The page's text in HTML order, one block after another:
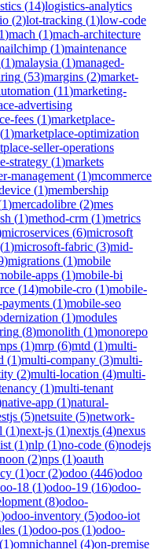
(14)logistics-analytics
(2)lot-tracking (1)low-code
1)mach (1)mach-architecture
(1)maintenance
(1)malaysia (1)managed-
(53)margins (2)market-
(11)marketing-
advertising
fees (1)marketplace-
(1)marketplace-optimization
seller-operations
strategy (1)markets
management (1)mcommerce
(1)membership
1)mercadolibre (2)mes
(1)method-crm (1)metrics
microservices (6)microsoft
(1)microsoft-fabric (3)mid-
)migrations (1)mobile
apps (1)mobile-bi
(14)mobile-cro (1)mobile-
(1)mobile-seo
(1)modules
(8)monolith (1)monorepo
(1)mrp (6)mtd (1)multi-
(1)multi-company (3)multi-
(2)multi-location (4)multi-
(1)multi-tenant
native-app (1)natural-
(5)netsuite (5)network-
(1)next-js (1)nextjs (4)nexus
(1)nlp (1)no-code (6)nodejs
noon (2)nps (1)oauth
(1)ocr(2)odoo (446)odoo
18 (1)odoo-19 (16)odoo-
(8)odoo-
)odoo-inventory (5)odoo-iot
(1)odoo-pos (1)odoo-
(1)omnichannel (4)on-premise